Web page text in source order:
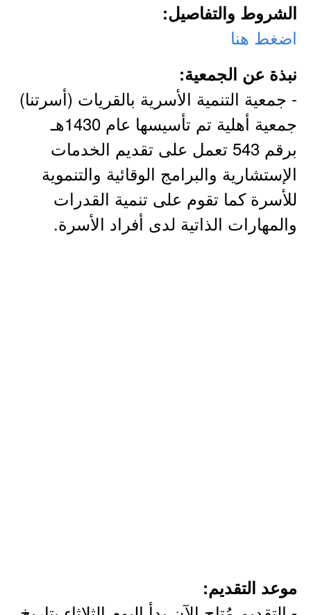
الشروط والتفاصيل:
اضغط هنا
نبذة عن الجمعية:
- جمعية التنمية الأسرية بالقريات (أسرتنا)
جمعية أهلية تم تأسيسها عام 1430هـ
برقم 543 تعمل على تقديم الخدمات
الإستشارية والبرامج الوقائية والتنموية
للأسرة كما تقوم على تنمية القدرات
والمهارات الذاتية لدى أفراد الأسرة.
موعد التقديم: